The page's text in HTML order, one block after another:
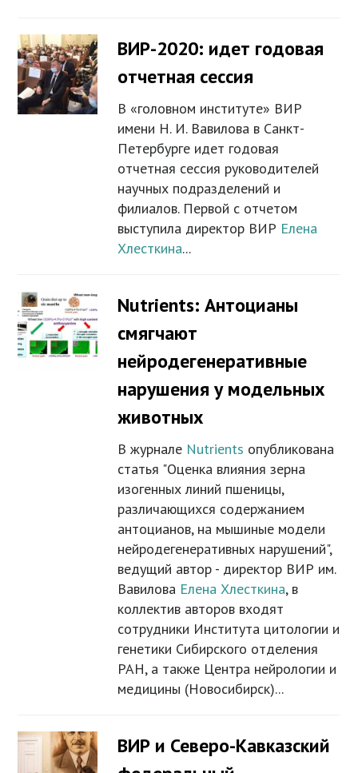
ВИР-2020: идет годовая
отчетная сессия
В «головном институте» ВИР
имени Н. И. Вавилова в Санкт-
Петербурге идет годовая
отчетная сессия руководителей
научных подразделений и
филиалов. Первой с отчетом
выступила директор ВИР Елена
Хлесткина...
Nutrients: Антоцианы
смягчают
нейродегенеративные
нарушения у модельных
животных
В журнале Nutrients опубликована
статья "Оценка влияния зерна
изогенных линий пшеницы,
различающихся содержанием
антоцианов, на мышиные модели
нейродегенеративных нарушений",
ведущий автор - директор ВИР им.
Вавилова Елена Хлесткина, в
коллектив авторов входят
сотрудники Института цитологии и
генетики Сибирского отделения
РАН, а также Центра нейрологии и
медицины (Новосибирск)...
ВИР и Северо-Кавказский